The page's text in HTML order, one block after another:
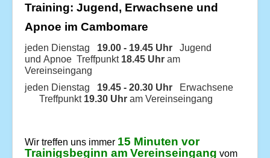
Training: Jugend, Erwachsene und
Apnoe im Cambomare
jeden Dienstag 19.00 - 19.45 Uhr Jugend
und Apnoe Treffpunkt 18.45 Uhr am
Vereinseingang
jeden Dienstag 19.45 - 20.30 Uhr
Erwachsene
Treffpunkt 19.30 Uhr am Vereinseingang
Wir treffen uns immer 15 Minuten vor
Trainigsbeginn am Vereinseingang vom